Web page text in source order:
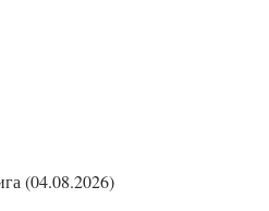
(04.08.2026)